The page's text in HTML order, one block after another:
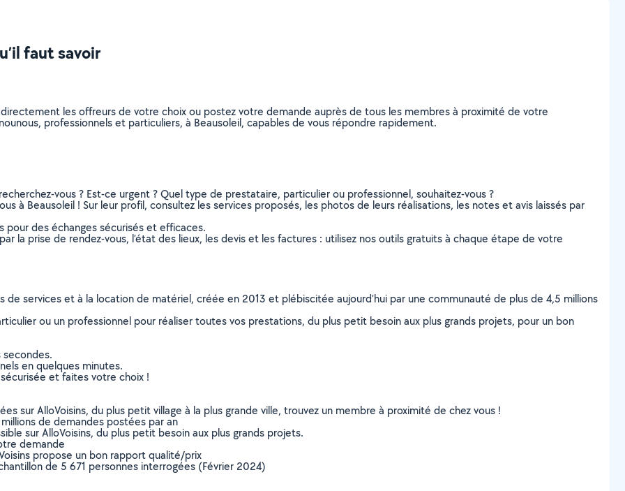
faut savoir
les offreurs de votre choix ou postez votre demande auprès de tous les membres à proximité de votre
professionnels et particuliers, à Beausoleil, capables de vous répondre rapidement.
vous ? Est-ce urgent ? Quel type de prestataire, particulier ou professionnel, souhaitez-vous ?
à Beausoleil ! Sur leur profil, consultez les services proposés, les photos de leurs réalisations, les notes et avis laissés par
pour des échanges sécurisés et efficaces.
la prise de rendez-vous, l’état des lieux, les devis et les factures : utilisez nos outils gratuits à chaque étape de votre
de services et à la location de matériel, créée en 2013 et plébiscitée aujourd’hui par une communauté de plus de 4,5 millions
ou un professionnel pour réaliser toutes vos prestations, du plus petit besoin aux plus grands projets, pour un bon
secondes.
en quelques minutes.
et faites votre choix !
sur AlloVoisins, du plus petit village à la plus grande ville, trouvez un membre à proximité de chez vous !
de demandes postées par an
sur AlloVoisins, du plus petit besoin aux plus grands projets.
demande
propose un bon rapport qualité/prix
de 5 671 personnes interrogées (Février 2024)